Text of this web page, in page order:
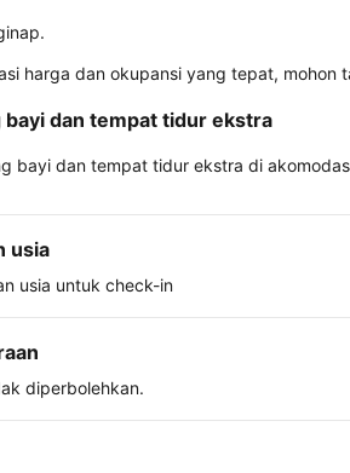
harga dan okupansi yang tepat,
bayi dan tempat tidur ekstra
bayi dan tempat tidur ekstra di
usia
usia untuk check-in
diperbolehkan.